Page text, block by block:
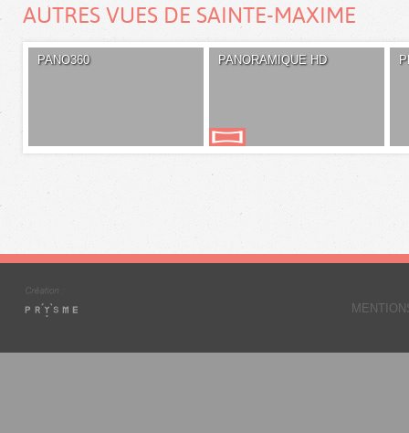
AUTRES VUES DE SAINTE-MAXIME
PANO360 PANORAMIQUE HD